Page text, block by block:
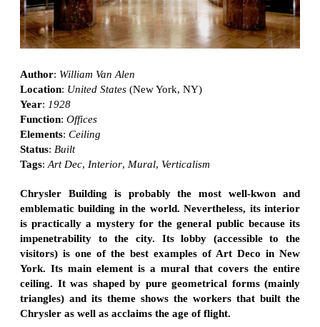
Author: William Van Alen
Location: United States (New York, NY)
Year: 1928
Function: Offices
Elements: Ceiling
Status: Built
Tags: Art Dec, Interior, Mural, Verticalism
Chrysler Building is probably the most well-kwon and
emblematic building in the world. Nevertheless, its interior
is practically a mystery for the general public because its
impenetrability to the city. Its lobby (accessible to the
visitors) is one of the best examples of Art Deco in New
York. Its main element is a mural that covers the entire
ceiling. It was shaped by pure geometrical forms (mainly
triangles) and its theme shows the workers that built the
Chrysler as well as acclaims the age of flight.